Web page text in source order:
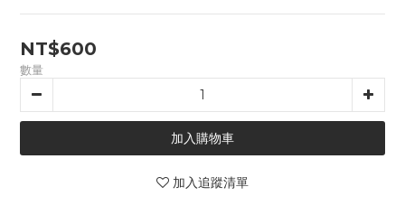
NT$600
數量
加入購物車
加入追蹤清單